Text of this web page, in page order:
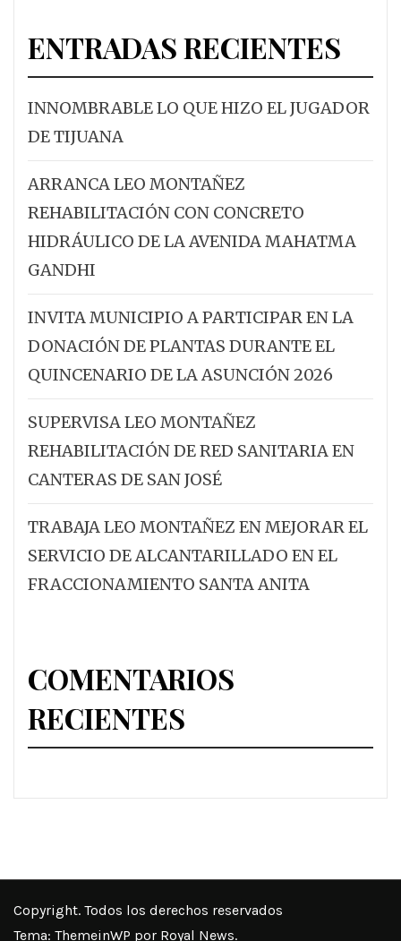
ENTRADAS RECIENTES
INNOMBRABLE LO QUE HIZO EL JUGADOR
DE TIJUANA
ARRANCA LEO MONTAÑEZ
REHABILITACIÓN CON CONCRETO
HIDRÁULICO DE LA AVENIDA MAHATMA
GANDHI
INVITA MUNICIPIO A PARTICIPAR EN LA
DONACIÓN DE PLANTAS DURANTE EL
QUINCENARIO DE LA ASUNCIÓN 2026
SUPERVISA LEO MONTAÑEZ
REHABILITACIÓN DE RED SANITARIA EN
CANTERAS DE SAN JOSÉ
TRABAJA LEO MONTAÑEZ EN MEJORAR EL
SERVICIO DE ALCANTARILLADO EN EL
FRACCIONAMIENTO SANTA ANITA
COMENTARIOS
RECIENTES
Copyright. Todos los derechos reservados
Tema: ThemeinWP por Royal News.